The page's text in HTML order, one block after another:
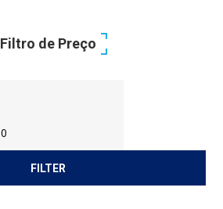
Filtro de Preço
Min
Price
Max
Price
FILTER